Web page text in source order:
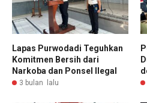
Lapas Purwodadi Teguhkan
Komitmen Bersih dari
Narkoba dan Ponsel Ilegal
3 bulan lalu